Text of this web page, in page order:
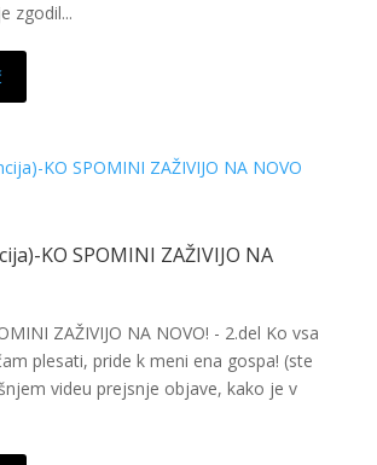
zgodil...
KO SPOMINI ZAŽIVIJO NA
ZAŽIVIJO NA NOVO! - 2.del Ko vsa
plesati, pride k meni ena gospa! (ste
videu prejsnje objave, kako je v